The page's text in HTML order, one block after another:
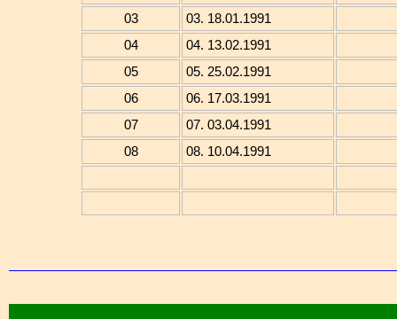
03
03. 18.01.1991
04
04. 13.02.1991
05
05. 25.02.1991
06
06. 17.03.1991
07
07. 03.04.1991
08
08. 10.04.1991